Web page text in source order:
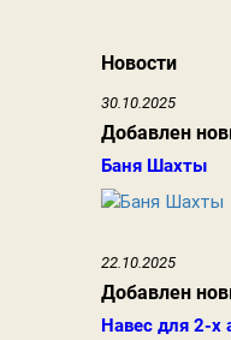
Новости
30.10.2025
Добавлен
Баня Шахты
22.10.2025
Добавлен
Навес для 2-х